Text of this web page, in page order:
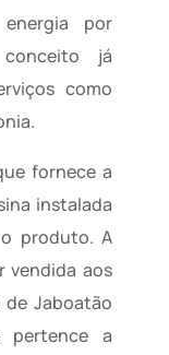
por
já
como
fornece a
instalada
produto. A
vendida aos
Jaboatão
pertence a